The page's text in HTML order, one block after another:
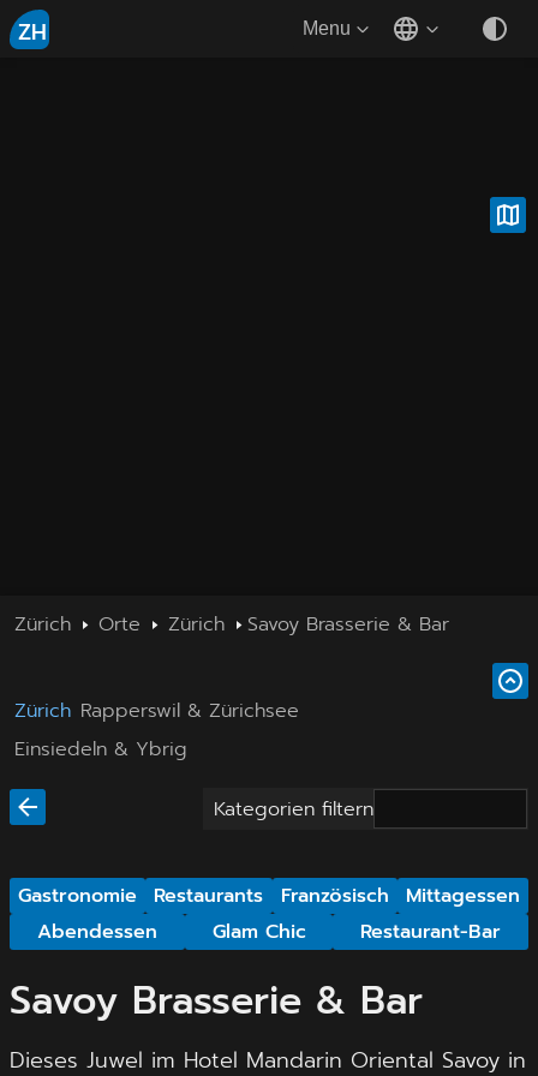
ZH Menu
Zürich Orte Zürich Savoy Brasserie & Bar
Zürich Rapperswil & Zürichsee
Einsiedeln & Ybrig
Kategorien filtern
Gastronomie Restaurants Französisch
Mittagessen
Abendessen
Glam Chic Restaurant-Bar
Savoy Brasserie & Bar
Dieses Juwel im Hotel Mandarin Oriental Savoy in